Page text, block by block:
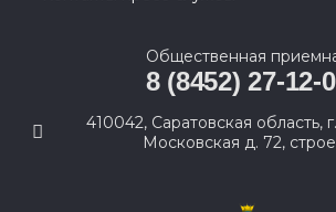
Общественная
8 (8452) 27-12-
410042, Саратовская область,
Московская д. 72,